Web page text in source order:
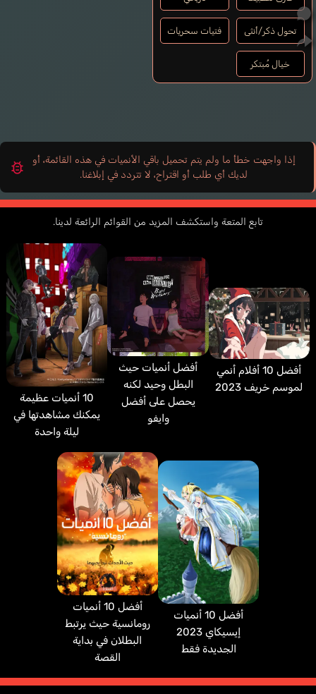
تحول ذكر/أنثى فتيات سحريات
خيال مُبتكر
إذا واجهت خطأ ما ولم يتم تحميل باقي الأنميات في هذه القائمة، أو
لديك أي طلب أو اقتراح، لا تتردد في إبلاغنا.
تابع المتعة واستكشف المزيد من القوائم الرائعة لدينا.
أفضل 10 أفلام أنمي
لموسم خريف 2023
أفضل أنميات حيث
البطل وحيد لكنه
يحصل على أفضل
وايفو
10 أنميات عظيمة
يمكنك مشاهدتها في
ليلة واحدة
أفضل 10 أنميات
إيسيكاي 2023
الجديدة فقط
أفضل 10 أنميات
رومانسية حيث يرتبط
البطلان في بداية
القصة